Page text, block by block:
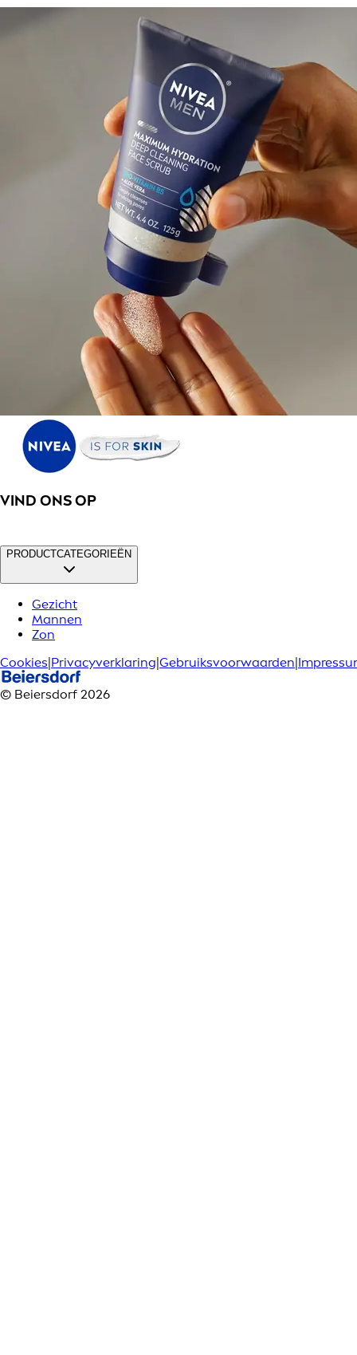
VIND ONS OP
PRODUCTCATEGORIEËN
Gezicht
Mannen
Zon
Cookies|Privacyverklaring|Gebruiksvoorwaarden|
© Beiersdorf 2026